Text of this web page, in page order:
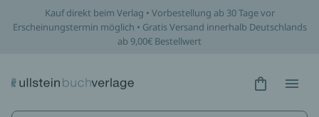
Kauf direkt beim Verlag • Vorbestellung ab 30 Tage vor
Erscheinungstermin möglich • Gratis Versand innerhalb Deutschlands
ab 9,00€ Bestellwert
Hidden